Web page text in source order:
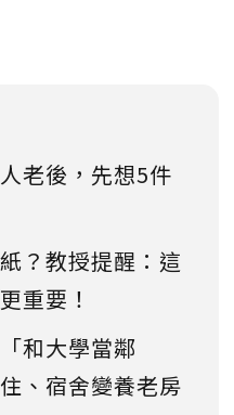
老後，先想5件
？教授提醒：這
重要！
和大學當鄰
、宿舍變養老房